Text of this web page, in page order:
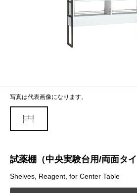
写真は代表画像になります。
試薬棚（中央実験台用/両面タ
Shelves, Reagent, for Center Table